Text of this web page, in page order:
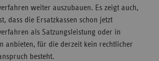
weiter auszubauen. Es zeigt auch,
dass die Ersatzkassen schon jetzt
als Satzungsleistung oder in
anbieten, für die derzeit kein rechtlicher
besteht.